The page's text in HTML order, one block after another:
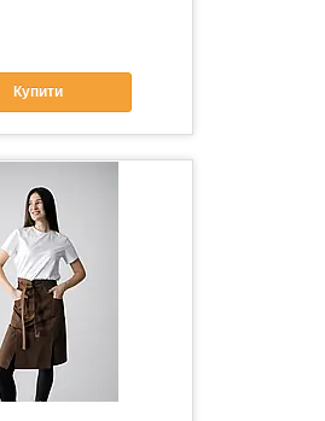
Купити